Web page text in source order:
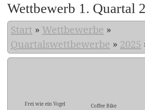
Wettbewerb 1. Quartal
Start » Wettbewerbe »
Quartalswettbewerbe » 2025
Frei wie ein Vogel Coffee Bike